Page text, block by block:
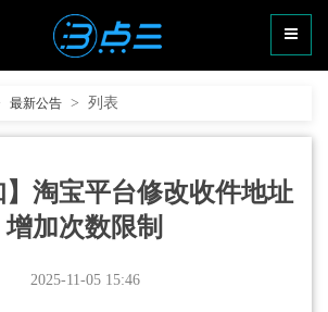
最新公告 > 列表
】淘宝平台修改收件地址
增加次数限制
2025-11-05 15:46